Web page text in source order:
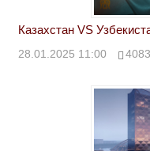
Казахстан VS
28.01.2025 11:00